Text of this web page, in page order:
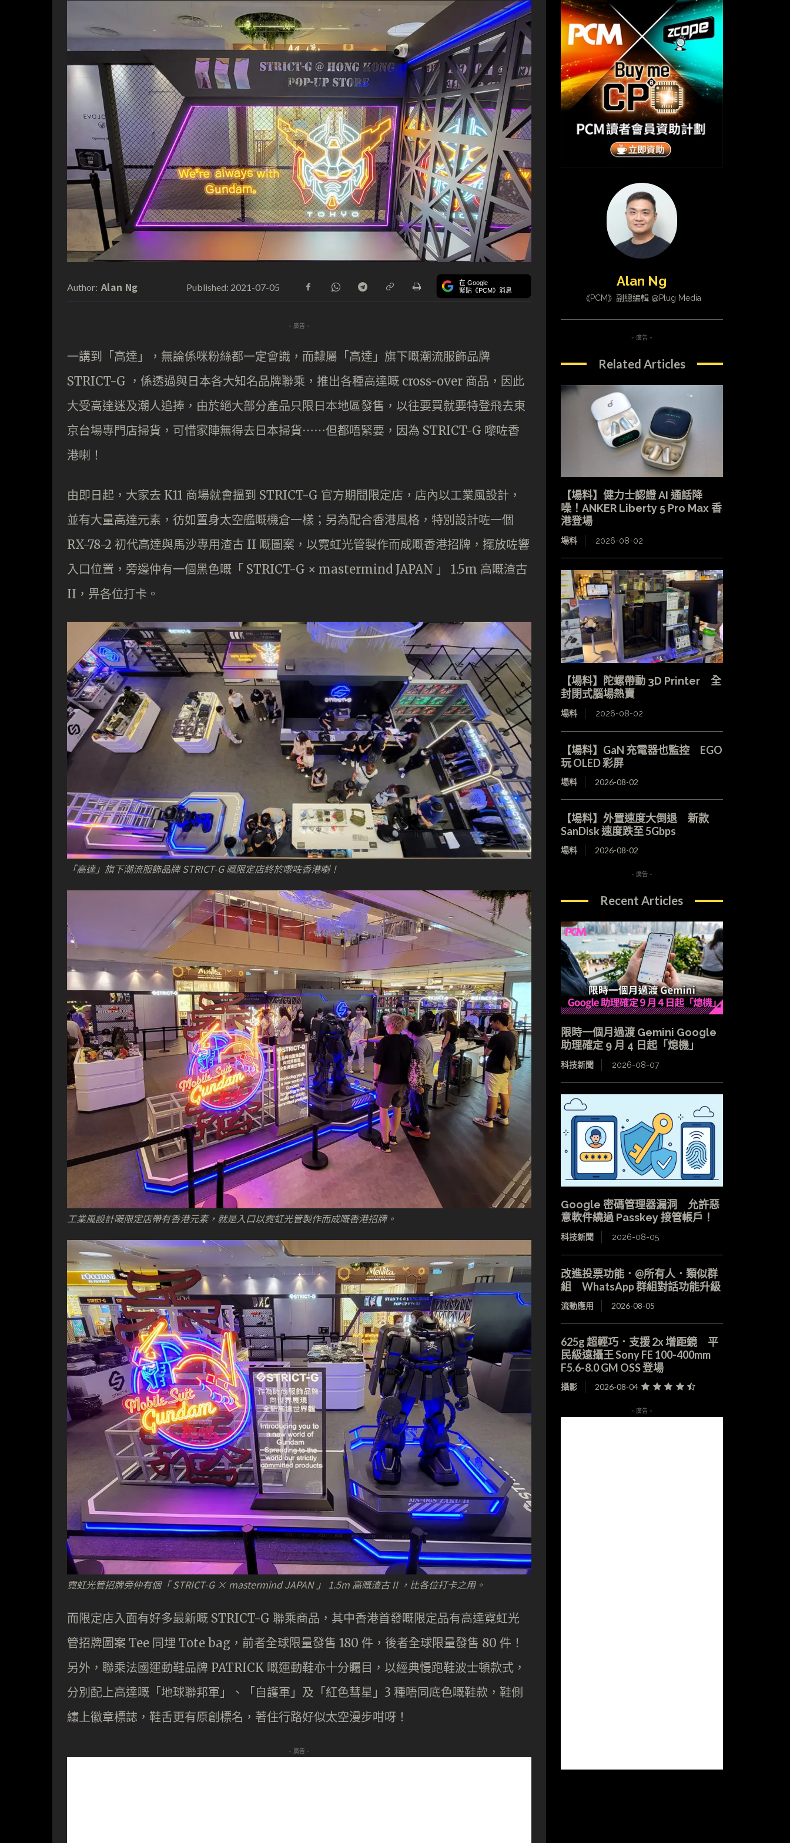
Author: Alan Ng Published: 2021-07-05 在 Google
緊貼《PCM》消息
- 廣告 -
一講到「高達」，無論係咪粉絲都一定會識，而隸屬「高達」旗下嘅潮流服飾品牌
STRICT-G ，係透過與日本各大知名品牌聯乘，推出各種高達嘅 cross-over 商品，因此
大受高達迷及潮人追捧，由於絕大部分產品只限日本地區發售，以往要買就要特登飛去東
京台場專門店掃貨，可惜家陣無得去日本掃貨⋯⋯但都唔緊要，因為 STRICT-G 嚟咗香
港喇！
由即日起，大家去 K11 商場就會搵到 STRICT-G 官方期間限定店，店內以工業風設計，
並有大量高達元素，彷如置身太空艦嘅機倉一樣；另為配合香港風格，特別設計咗一個
RX-78-2 初代高達與馬沙專用渣古 II 嘅圖案，以霓虹光管製作而成嘅香港招牌，擺放咗響
入口位置，旁邊仲有一個黑色嘅「 STRICT-G × mastermind JAPAN 」 1.5m 高嘅渣古
II，畀各位打卡。
「高達」旗下潮流服飾品牌 STRICT-G 嘅限定店終於嚟咗香港喇！
工業風設計嘅限定店帶有香港元素，就是入口以霓虹光管製作而成嘅香港招牌。
霓虹光管招牌旁仲有個「 STRICT-G × mastermind JAPAN 」 1.5m 高嘅渣古 II ，比各位打卡之用。
而限定店入面有好多最新嘅 STRICT-G 聯乘商品，其中香港首發嘅限定品有高達霓虹光
管招牌圖案 Tee 同埋 Tote bag，前者全球限量發售 180 件，後者全球限量發售 80 件！
另外，聯乘法國運動鞋品牌 PATRICK 嘅運動鞋亦十分矚目，以經典慢跑鞋波士頓款式，
分別配上高達嘅「地球聯邦軍」、「自護軍」及「紅色彗星」3 種唔同底色嘅鞋款，鞋側
繡上徽章標誌，鞋舌更有原創標名，著住行路好似太空漫步咁呀！
- 廣告 -
Alan Ng
《PCM》副總編輯 @Plug Media
- 廣告 -
Related Articles
【場料】健力士認證 AI 通話降
噪！ANKER Liberty 5 Pro Max 香
港登場
場料 2026-08-02
【場料】陀螺帶動 3D Printer 全
封閉式腦場熱賣
場料 2026-08-02
【場料】GaN 充電器也監控 EGO
玩 OLED 彩屏
場料 2026-08-02
【場料】外置速度大倒退 新款
SanDisk 速度跌至 5Gbps
場料 2026-08-02
- 廣告 -
Recent Articles
限時一個月過渡 Gemini Google
助理確定 9 月 4 日起「熄機」
科技新聞 2026-08-07
Google 密碼管理器漏洞 允許惡
意軟件繞過 Passkey 接管帳戶！
科技新聞 2026-08-05
改進投票功能．@所有人．類似群
組 WhatsApp 群組對話功能升級
流動應用 2026-08-05
625g 超輕巧．支援 2x 增距鏡 平
民級遠攝王 Sony FE 100-400mm
F5.6-8.0 GM OSS 登場
攝影 2026-08-04
- 廣告 -